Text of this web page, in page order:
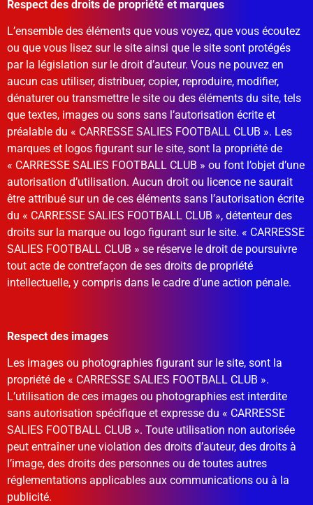
Respect des droits de propriété et marques
L’ensemble des éléments que vous voyez, que vous écoutez
ou que vous lisez sur le site ainsi que le site sont protégés
par la législation sur le droit d’auteur. Vous ne pouvez en
aucun cas utiliser, distribuer, copier, reproduire, modifier,
dénaturer ou transmettre le site ou des éléments du site, tels
que textes, images ou sons sans l’autorisation écrite et
préalable du « CARRESSE SALIES FOOTBALL CLUB ». Les
marques et logos figurant sur le site, sont la propriété de
« CARRESSE SALIES FOOTBALL CLUB » ou font l’objet d’une
autorisation d’utilisation. Aucun droit ou licence ne saurait
être attribué sur un de ces éléments sans l’autorisation écrite
du « CARRESSE SALIES FOOTBALL CLUB », détenteur des
droits sur la marque ou logo figurant sur le site. « CARRESSE
SALIES FOOTBALL CLUB » se réserve le droit de poursuivre
tout acte de contrefaçon de ses droits de propriété
intellectuelle, y compris dans le cadre d’une action pénale.
Respect des images
Les images ou photographies figurant sur le site, sont la
propriété de « CARRESSE SALIES FOOTBALL CLUB ».
L’utilisation de ces images ou photographies est interdite
sans autorisation spécifique et expresse du « CARRESSE
SALIES FOOTBALL CLUB ». Toute utilisation non autorisée
peut entraîner une violation des droits d’auteur, des droits à
l’image, des droits des personnes ou de toutes autres
réglementations applicables aux communications ou à la
publicité.